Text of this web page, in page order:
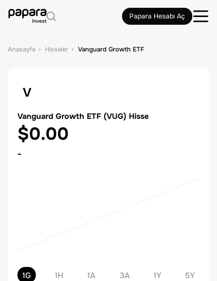
Papara Hesabı Aç
Anasayfa Hisseler Vanguard Growth ETF
V
Vanguard Growth ETF (VUG) Hisse
$0.00
-
1G 1H 1A 3A 1Y 5Y